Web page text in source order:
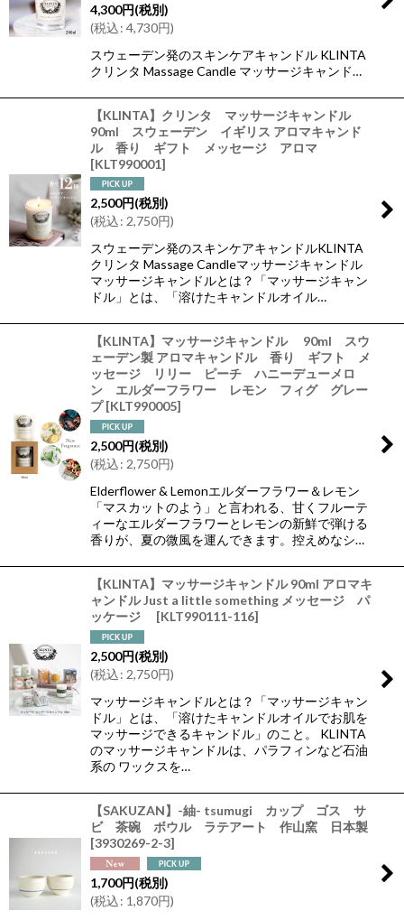
4,300円(税別)
(税込: 4,730円)
スウェーデン発のスキンケアキャンドル KLINTA
クリンタ Massage Candle マッサージキャンド…
【KLINTA】クリンタ マッサージキャンドル
90ml スウェーデン イギリス アロマキャンド
ル 香り ギフト メッセージ アロマ
[KLT990001]
2,500円(税別)
(税込: 2,750円)
スウェーデン発のスキンケアキャンドルKLINTA
クリンタ Massage Candleマッサージキャンドル
マッサージキャンドルとは？「マッサージキャン
ドル」とは、「溶けたキャンドルオイル…
【KLINTA】マッサージキャンドル 90ml スウ
ェーデン製 アロマキャンドル 香り ギフト メ
ッセージ リリー ピーチ ハニーデューメロ
ン エルダーフラワー レモン フィグ グレー
プ [KLT990005]
2,500円(税別)
(税込: 2,750円)
Elderflower & Lemonエルダーフラワー＆レモン
「マスカットのよう」と言われる、甘くフルーテ
ィーなエルダーフラワーとレモンの新鮮で弾ける
香りが、夏の微風を運んできます。控えめなシ…
【KLINTA】マッサージキャンドル 90ml アロマキ
ャンドル Just a little something メッセージ パ
ッケージ
[KLT990111-116]
2,500円(税別)
(税込: 2,750円)
マッサージキャンドルとは？「マッサージキャン
ドル」とは、「溶けたキャンドルオイルでお肌を
マッサージできるキャンドル」のこと。 KLINTA
のマッサージキャンドルは、パラフィンなど石油
系の ワックスを…
【SAKUZAN】-紬- tsumugi カップ ゴス サ
ビ 茶碗 ボウル ラテアート 作山窯 日本製
[3930269-2-3]
1,700円(税別)
(税込: 1,870円)